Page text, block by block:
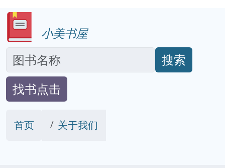
小美书屋
搜索
找书点击
首页 关于我们